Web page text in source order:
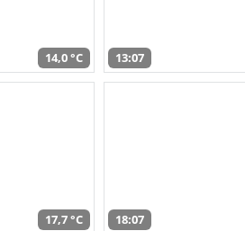
14,0 °C 13:07
17,7 °C 18:07